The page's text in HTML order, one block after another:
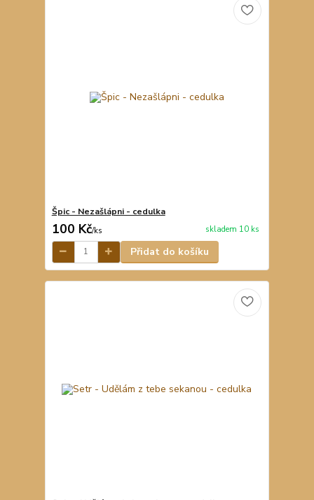
Špic - Nezašlápni - cedulka
100 Kč/ks skladem 10 ks
Přidat do košíku